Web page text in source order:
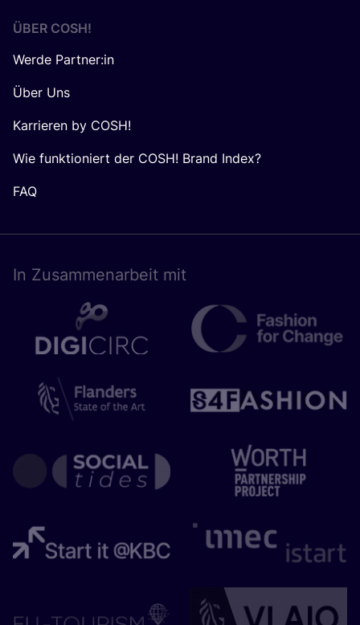
ÜBER COSH!
Werde Partner:in
Über Uns
Karrieren by COSH!
Wie funktioniert der COSH! Brand Index?
FAQ
In Zusam­men­ar­beit mit